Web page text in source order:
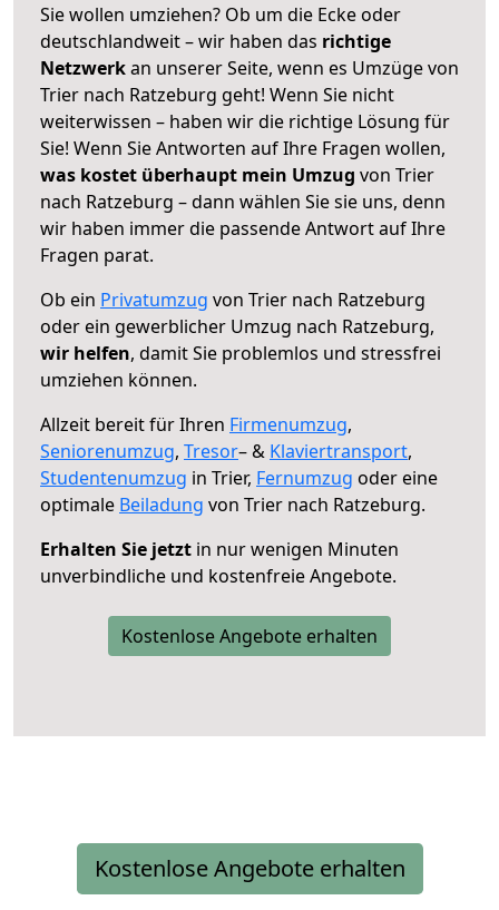
Sie wollen umziehen? Ob um die Ecke oder
deutschlandweit – wir haben das richtige
Netzwerkan unserer Seite, wenn es Umzüge von
Trier nach Ratzeburg geht! Wenn Sie nicht
weiterwissen – haben wir die richtige Lösung für
Sie! Wenn Sie Antworten auf Ihre Fragen wollen,
was kostet überhaupt mein Umzug von Trier
nach Ratzeburg – dann wählen Sie sie uns, denn
wir haben immer die passende Antwort auf Ihre
Fragen parat.
Ob ein Privatumzug von Trier nach Ratzeburg
oder ein gewerblicher Umzug nach Ratzeburg,
wir helfen, damit Sie problemlos und stressfrei
umziehen können.
Allzeit bereit für Ihren Firmenumzug,
Seniorenumzug, Tresor– & Klaviertransport,
Studentenumzug in Trier, Fernumzug oder eine
optimale Beiladung von Trier nach Ratzeburg.
Erhalten Sie jetzt in nur wenigen Minuten
unverbindliche und kostenfreie Angebote.
Kostenlose Angebote erhalten
Kostenlose Angebote erhalten